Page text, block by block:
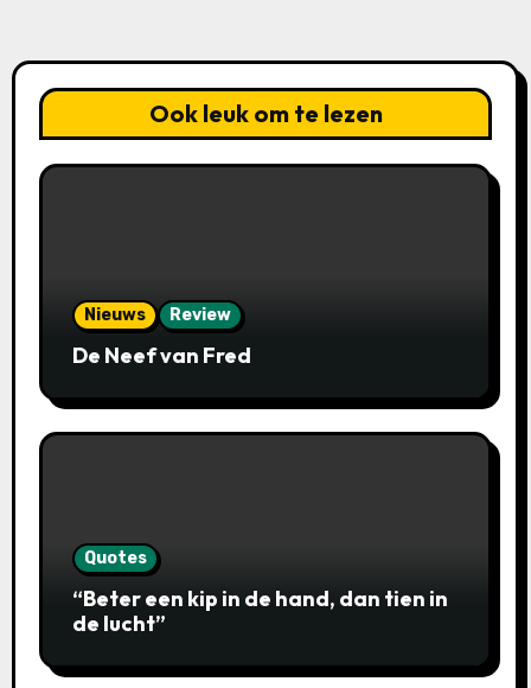
Ook leuk om te lezen
Nieuws Review
De Neef van Fred
Quotes
“Beter een kip in de hand, dan tien in
de lucht”